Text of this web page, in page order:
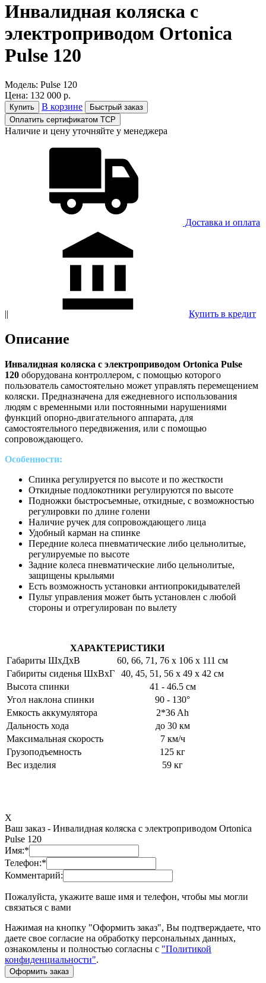
Инвалидная коляска с
электроприводом Ortonica
Pulse 120
Модель: Pulse 120
Цена: 132 000 р.
Купить В корзине
Быстрый заказ
Оплатить сертификатом ТСР
Наличие и цену уточняйте у менеджера
Доставка и оплатa
|| Купить в кредит
Описание
Инвалидная коляска с электроприводом Ortonica Pulse
120 оборудована контроллером, с помощью которого
пользователь самостоятельно может управлять перемещением
коляски. Предназначена для ежедневного использования
людям с временными или постоянными нарушениями
функций опорно-двигательного аппарата, для
самостоятельного передвижения, или с помощью
сопровождающего.
Особенности:
Спинка регулируется по высоте и по жесткости
Откидные подлокотники регулируются по высоте
Подножки быстросъемные, откидные, с возможностью
регулировки по длине голени
Наличие ручек для сопровождающего лица
Удобный карман на спинке
Передние колеса пневматические либо цельнолитые,
регулируемые по высоте
Задние колеса пневматические либо цельнолитые,
защищены крыльями
Есть возможность установки антиопрокидывателей
Пульт управления может быть установлен с любой
стороны и отрегулирован по вылету
ХАРАКТЕРИСТИКИ
Габариты ШхДхВ
60, 66, 71, 76 х 106 х 111 см
Габириты сиденья ШхВхГ
40, 45, 51, 56 х 49 х 42 см
Высота спинки
41 - 46.5 см
Угол наклона спинки
90 - 130°
Емкость аккумулятора
2*36 Ah
Дальность хода
до 30 км
Максимальная скорость
7 км/ч
Грузоподъемность
125 кг
Вес изделия
59 кг
X
Ваш заказ - Инвалидная коляска с электроприводом Ortonica
Pulse 120
Имя:*
Телефон:*
Комментарий:
Пожалуйста, укажите ваше имя и телефон, чтобы мы могли
связаться с вами
Нажимая на кнопку "Оформить заказ", Вы подтверждаете, что
даете свое согласие на обработку персональных данных,
ознакомлены и полностью согласны с "Политикой
конфиденциальности".
Оформить заказ